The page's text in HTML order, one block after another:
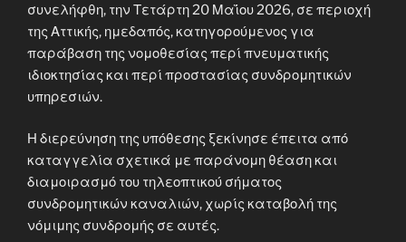
συνελήφθη, την Τετάρτη 20 Μαΐου 2026, σε περιοχή
της Αττικής, ημεδαπός, κατηγορούμενος για
παράβαση της νομοθεσίας περί πνευματικής
ιδιοκτησίας και περί προστασίας συνδρομητικών
υπηρεσιών.
Η διερεύνηση της υπόθεσης ξεκίνησε έπειτα από
καταγγελία σχετικά με παράνομη θέαση και
διαμοιρασμό του τηλεοπτικού σήματος
συνδρομητικών καναλιών, χωρίς καταβολή της
νόμιμης συνδρομής σε αυτές.